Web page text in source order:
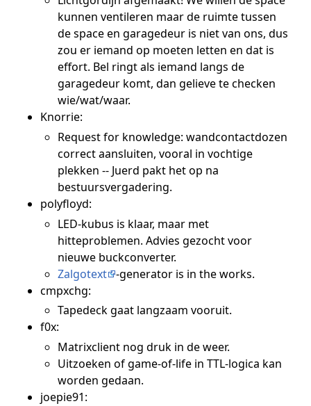
kunnen ventileren maar de ruimte tussen
de space en garagedeur is niet van ons, dus
zou er iemand op moeten letten en dat is
effort. Bel ringt als iemand langs de
garagedeur komt, dan gelieve te checken
wie/wat/waar.
Knorrie:
Request for knowledge: wandcontactdozen
correct aansluiten, vooral in vochtige
plekken -- Juerd pakt het op na
bestuursvergadering.
polyfloyd:
LED-kubus is klaar, maar met
hitteproblemen. Advies gezocht voor
nieuwe buckconverter.
Zalgotext -generator is in the works.
cmpxchg:
Tapedeck gaat langzaam vooruit.
f0x:
Matrixclient nog druk in de weer.
Uitzoeken of game-of-life in TTL-logica kan
worden gedaan.
joepie91: